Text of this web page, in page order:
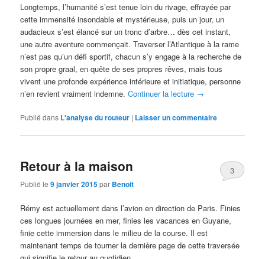
Longtemps, l’humanité s’est tenue loin du rivage, effrayée par
cette immensité insondable et mystérieuse, puis un jour, un
audacieux s’est élancé sur un tronc d’arbre… dès cet instant,
une autre aventure commençait. Traverser l’Atlantique à la rame
n’est pas qu’un défi sportif, chacun s’y engage à la recherche de
son propre graal, en quête de ses propres rêves, mais tous
vivent une profonde expérience intérieure et initiatique, personne
n’en revient vraiment indemne.Continuer la lecture →
Publié dans L'analyse du routeur | Laisser un commentaire
Retour à la maison
Publié le9 janvier 2015par Benoit
3
Rémy est actuellement dans l’avion en direction de Paris. Finies
ces longues journées en mer, finies les vacances en Guyane,
finie cette immersion dans le milieu de la course. Il est
maintenant temps de tourner la dernière page de cette traversée